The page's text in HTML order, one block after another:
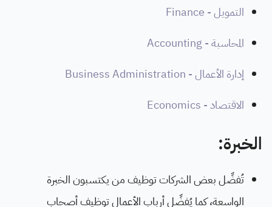
التمويل - Finance
المحاسبة - Accounting
إدارة الأعمال - Business Administration
الاقتصاد - Economics
الخبرة:
تُفضِّل بعض الشركات توظيف من يكتسبون الخبرة
الواسعة، كما يُفضِّل أرباب الأعمال توظيف أصحاب